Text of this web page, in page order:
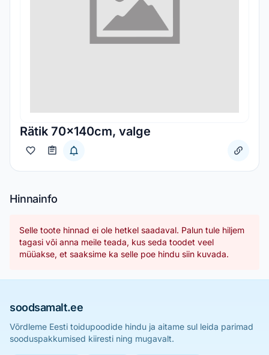
Rätik 70x140cm, valge
Hinnainfo
Selle toote hinnad ei ole hetkel saadaval. Palun tule hiljem
tagasi või anna meile teada, kus seda toodet veel
müüakse, et saaksime ka selle poe hindu siin kuvada.
soodsamalt.ee
Võrdleme Eesti toidupoodide hindu ja aitame sul leida parimad
sooduspakkumised kiiresti ning mugavalt.